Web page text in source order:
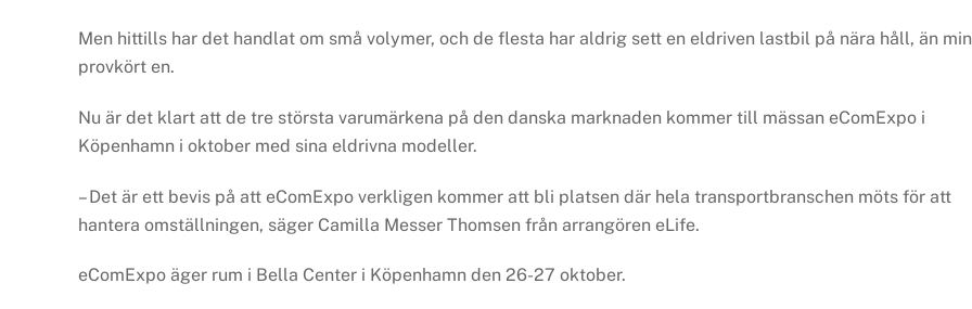
Men hittills har det handlat om små volymer, och de flesta har aldrig sett en eldriven lastbil på nära håll, än
provkört en.
Nu är det klart att de tre största varumärkena på den danska marknaden kommer till mässan eComExpo i
Köpenhamn i oktober med sina eldrivna modeller.
– Det är ett bevis på att eComExpo verkligen kommer att bli platsen där hela transportbranschen möts för att
hantera omställningen, säger Camilla Messer Thomsen från arrangören eLife.
eComExpo äger rum i Bella Center i Köpenhamn den 26-27 oktober.